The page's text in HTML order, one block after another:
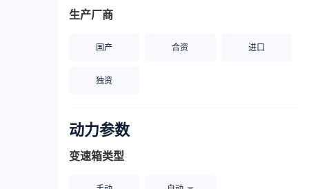
生产厂商
国产 合资 进口
独资
动力参数
变速箱类型